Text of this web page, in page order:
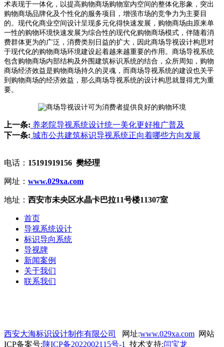
术表现于一体化，以提高购物商场购物室内空间的整体化形象，突出
购物商场品牌化及个性化的服务项目，增强市场的竞争力为主要目
的。现代化商业空间设计呈现多元化得快速发展，购物商场由原来单
一性的购物环境快速发展为综合性的现代化购物商场模式，伴随着消
费群体更为的广泛，消费类别日益的扩大，因此商场导视设计构思对
于现代化的购物商场环境建设起着越来越重要的作用。商场导视系统
包含购物商场内部结构及外围建筑标识系统的结合，众所周知，购物
商场经济效益是购物商场持久的灵魂，而商场导视系统的建设也关乎
到购物商场的经济效益，那么商场导视系统的设计构思就显得尤为重
要。
上一条: 养老院导视系统设计统一美化更好推广普及
下一条: 城市公共建筑标识导视系统正向着哪些方向发展
电话： 15191919156 樊经理
网址： www.029xa.com
地址： 西安市未央区水晶卡巴拉11号楼11307室
首页
导视系统设计
标识导向系统
导视牌
新闻案例
关于我们
联系我们
西安大海标识设计制作有限公司 网址:www.029xa.com 网站
ICP备案号:陕ICP备2022002115号-1 技术支持:闫宝龙